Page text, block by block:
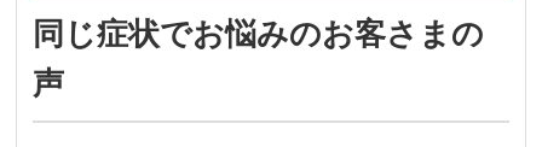
同じ症状でお悩みのお客さまの
声